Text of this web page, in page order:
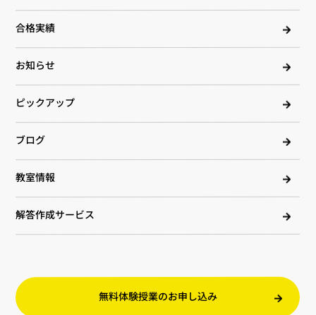
合格実績
お知らせ
ピックアップ
ブログ
教室情報
解答作成サービス
無料体験授業のお申し込み